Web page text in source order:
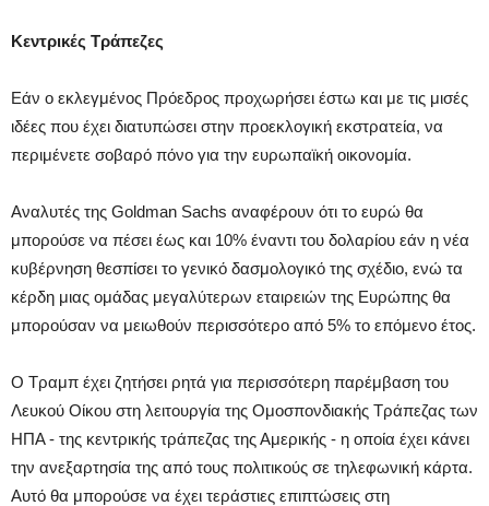
Κεντρικές Τράπεζες
Εάν ο εκλεγμένος Πρόεδρος προχωρήσει έστω και με τις μισές
ιδέες που έχει διατυπώσει στην προεκλογική εκστρατεία, να
περιμένετε σοβαρό πόνο για την ευρωπαϊκή οικονομία.
Αναλυτές της Goldman Sachs αναφέρουν ότι το ευρώ θα
μπορούσε να πέσει έως και 10% έναντι του δολαρίου εάν η νέα
κυβέρνηση θεσπίσει το γενικό δασμολογικό της σχέδιο, ενώ τα
κέρδη μιας ομάδας μεγαλύτερων εταιρειών της Ευρώπης θα
μπορούσαν να μειωθούν περισσότερο από 5% το επόμενο έτος.
Ο Τραμπ έχει ζητήσει ρητά για περισσότερη παρέμβαση του
Λευκού Οίκου στη λειτουργία της Ομοσπονδιακής Τράπεζας των
ΗΠΑ - της κεντρικής τράπεζας της Αμερικής - η οποία έχει κάνει
την ανεξαρτησία της από τους πολιτικούς σε τηλεφωνική κάρτα.
Αυτό θα μπορούσε να έχει τεράστιες επιπτώσεις στη